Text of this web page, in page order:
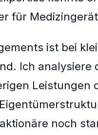
für
ist bei
Ich analysiere
Leistungen
noch